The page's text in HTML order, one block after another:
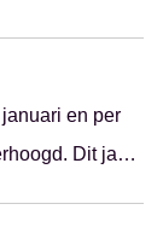
dan...
en per
Dit jaar